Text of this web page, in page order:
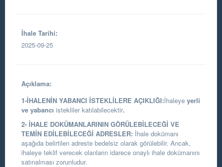
İhale Tarihi:
2025-09-25
Açıklama:
1-İHALENİN YABANCI İSTEKLİLERE AÇIKLIĞI:İhaleye yerli
ve yabancı istekliler katılabilecektir.
2- İHALE DOKÜMANLARININ GÖRÜLEBİLECEĞİ VE
TEMİN EDİLEBİLECEĞİ ADRESLER: İhale dokümanı
aşağıda belirtilen adreste bedelsiz olarak görülebilir. Ancak,
ihaleye teklif verecek olanların idarece onaylı ihale dokümanını
satınalması zorunludur.